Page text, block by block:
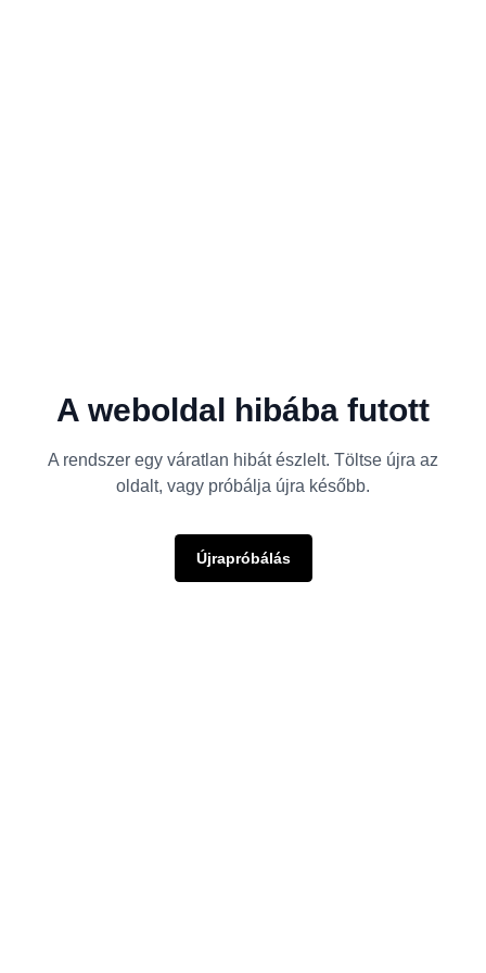
A weboldal hibába futott
A rendszer egy váratlan hibát észlelt. Töltse újra az
oldalt, vagy próbálja újra később.
Újrapróbálás